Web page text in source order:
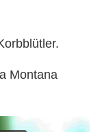
Montana